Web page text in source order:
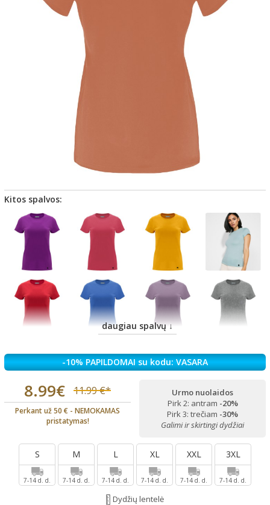
Kitos spalvos:
daugiau spalvų ↓
-10% PAPILDOMAI su kodu: VASARA
8.99€ 11.99 €*
Perkant už 50 € - NEMOKAMAS
pristatymas!
Urmo nuolaidos
Pirk 2: antram -20%
Pirk 3: trečiam -30%
Galimi ir skirtingi dydžiai
S
7-14 d. d.
M
7-14 d. d.
L
7-14 d. d.
XL
7-14 d. d.
XXL
7-14 d. d.
3XL
7-14 d. d.
Dydžių lentelė